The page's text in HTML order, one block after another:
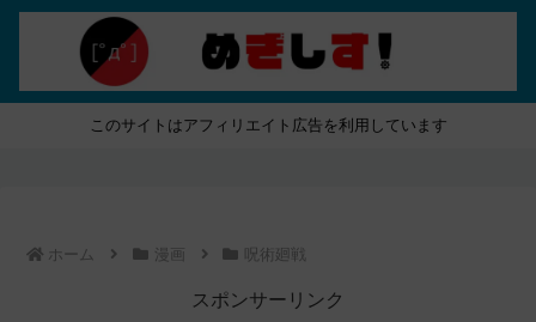
このサイトはアフィリエイト広告を利用しています
ホーム 漫画 呪術廻戦
スポンサーリンク